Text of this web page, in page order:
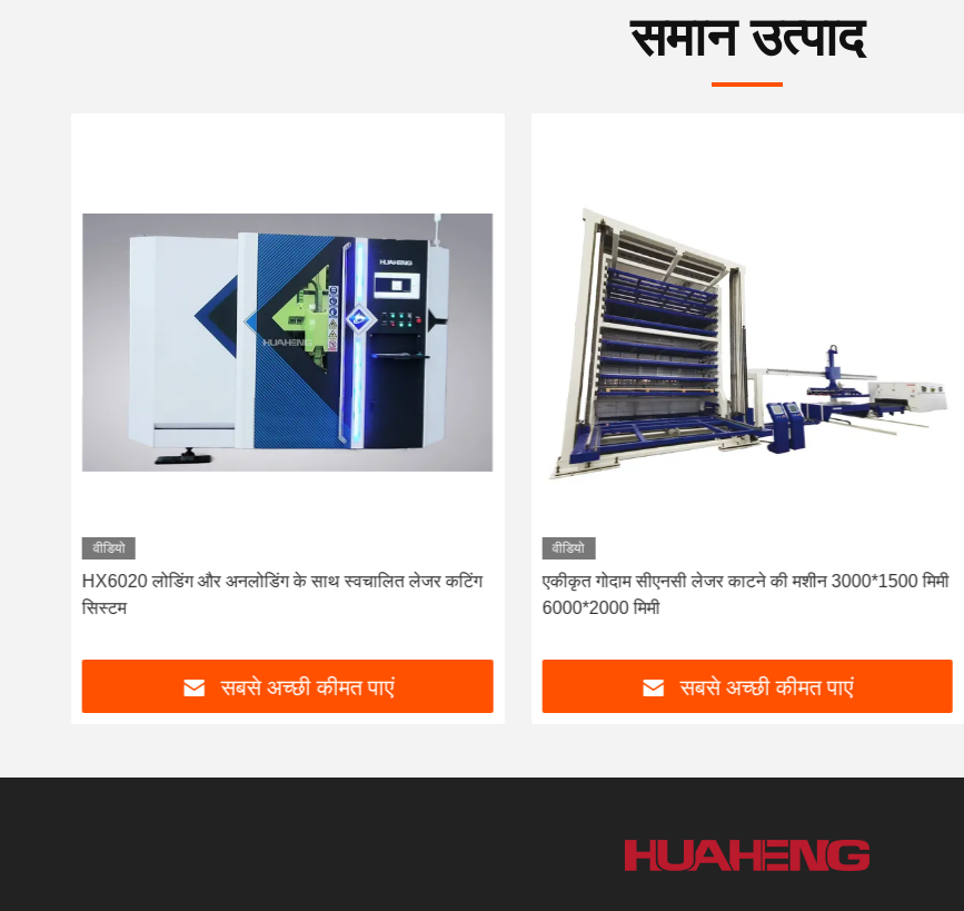
समान उत्पाद
वीडियो
HX6020 लोडिंग और अनलोडिंग के साथ स्वचालित लेजर कटिंग
सिस्टम
सबसे अच्छी कीमत पाएं
वीडियो
एकीकृत गोदाम सीएनसी लेजर काटने की मशीन 3000*1500 मिमी
6000*2000 मिमी
सबसे अच्छी कीमत पाएं